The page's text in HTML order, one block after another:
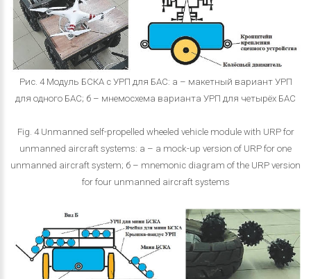
Рис. 4 Модуль БСКА с УРП для БАС: а – макетный вариант УРП
для одного БАС; б – мнемосхема варианта УРП для четырёх БАС
Fig. 4 Unmanned self-propelled wheeled vehicle module with URP for
unmanned aircraft systems: а – a mock-up version of URP for one
unmanned aircraft system; б – mnemonic diagram of the URP version
for four unmanned aircraft systems